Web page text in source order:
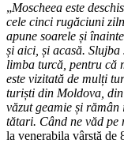
„Moscheea este
cele cinci rugăciuni
apune soarele și
și aici, și acasă.
limba turcă, pentru că
este vizitată de mulți
turiști din Moldova, din
văzut geamie și
tătari. Când ne văd pe
la venerabila vârstă de